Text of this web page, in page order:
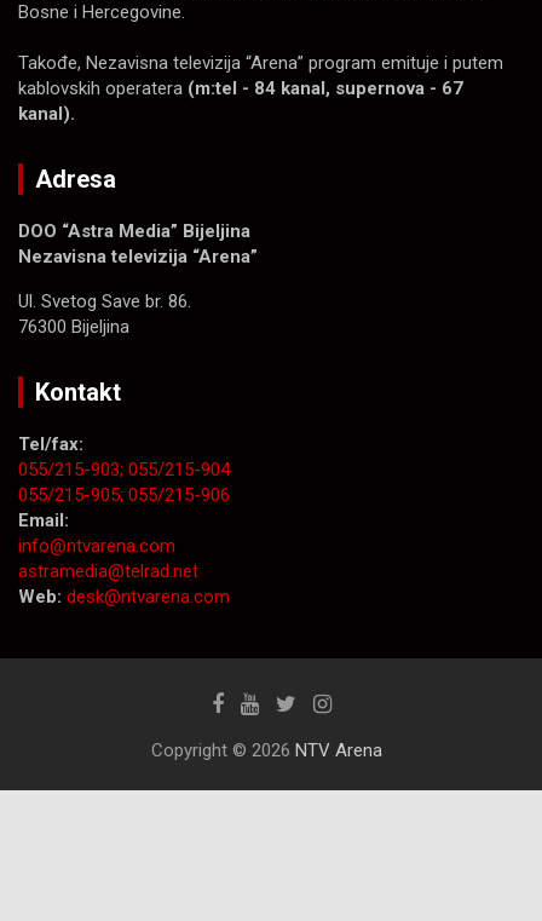
Bosne i Hercegovine.
Takođe, Nezavisna televizija “Arena” program emituje i putem
kablovskih operatera (m:tel - 84 kanal, supernova - 67
kanal).
Adresa
DOO “Astra Media” Bijeljina
Nezavisna televizija “Arena”
Ul. Svetog Save br. 86.
76300 Bijeljina
Kontakt
Tel/fax:
055/215-903; 055/215-904
055/215-905; 055/215-906
Email:
info@ntvarena.com
astramedia@telrad.net
Web: desk@ntvarena.com
Copyright © 2026 NTV Arena